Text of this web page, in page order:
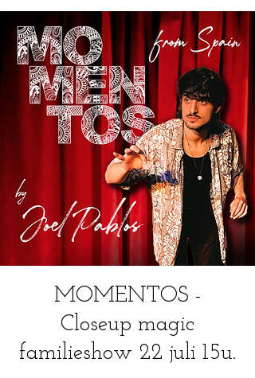
MOMENTOS -
Closeup magic
familieshow 22 juli 15u.